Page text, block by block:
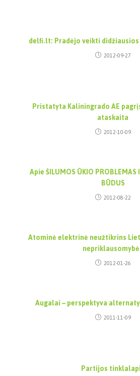
delfi.lt: Pradėjo veikti
2012-09-27
Pristatyta Kaliningrado AE
ataskaita
2012-10-09
Apie ŠILUMOS ŪKIO PROBLEMAS
BŪDUS
2012-08-22
Atominė elektrinė neužtikrins
2012-01-26
Augalai – perspektyva
2011-11-09
Partijos